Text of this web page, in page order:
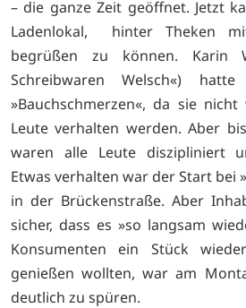
– die ganze Zeit geöffnet. Jetzt
Ladenlokal, hinter Theken
begrüßen zu können. Karin
Schreibwaren Welsch«)
»Bauchschmerzen«, da sie
Leute verhalten werden. Aber
waren alle Leute diszipliniert
Etwas verhalten war der Start bei
in der Brückenstraße. Aber
sicher, dass es »so langsam
Konsumenten ein Stück
genießen wollten, war am
deutlich zu spüren.